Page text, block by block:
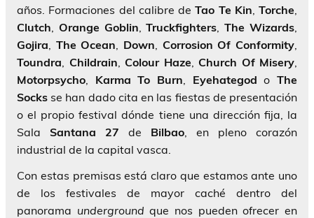
años. Formaciones del calibre deTao Te Kin Torche
Clutch Orange Goblin ,Truckfighters ,The Wizards
Gojira The Ocean Down Corrosion Of Conformity
Toundra Childrain Colour Haze Church Of Misery
Motorpsycho
Karma To Burn Eyehategod oThe
Socks se han dado cita en las fiestas de presentación
o el propio festival dónde tiene una dirección fija, la
Sala Santana 27 de Bilbao , en pleno corazón
industrial de la capital vasca.
Con estas premisas está claro que estamos ante uno
de los festivales de mayor caché dentro del
panorama underground que nos pueden ofrecer en